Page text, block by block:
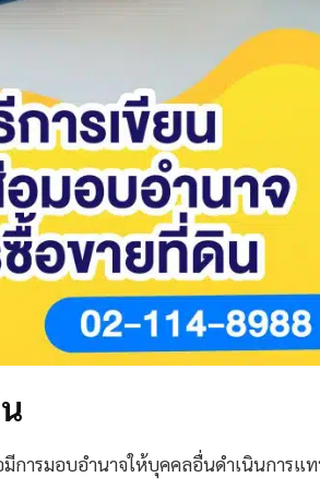
มีการมอบอำนาจให้บุคคลอื่นดำเนินการแ